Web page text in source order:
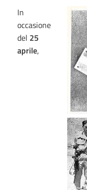
In
occasione
del 25
aprile,